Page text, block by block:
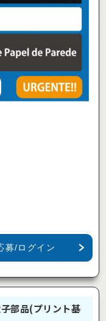
募/ログイン
部品(プリント基